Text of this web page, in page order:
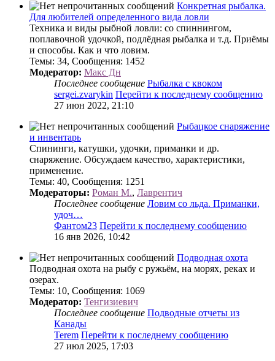
Конкретная рыбалка.
Для любителей определенного вида ловли
Техника и виды рыбной ловли: со спиннингом,
поплавочной удочкой, подлёдная рыбалка и т.д. Приёмы
и способы. Как и что ловим.
Темы: 34, Сообщения: 1452
Модератор: Макс Дн
Последнее сообщение Рыбалка с квоком
sergei.zvarykin Перейти к последнему сообщению
27 июн 2022, 21:10
Рыбацкое снаряжение
и инвентарь
Спининги, катушки, удочки, приманки и др.
снаряжение. Обсуждаем качество, характеристики,
применение.
Темы: 40, Сообщения: 1251
Модераторы: Роман М., Лаврентич
Последнее сообщение Ловим со льда. Приманки,
удоч…
Фантом23 Перейти к последнему сообщению
16 янв 2026, 10:42
Подводная охота
Подводная охота на рыбу с ружьём, на морях, реках и
озерах.
Темы: 10, Сообщения: 1069
Модератор: Тенгизиевич
Последнее сообщение Подводные отчеты из
Канады
Terem Перейти к последнему сообщению
27 июл 2025, 17:03